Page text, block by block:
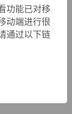
of the root of
功能已对移
动端进行很
通过以下链